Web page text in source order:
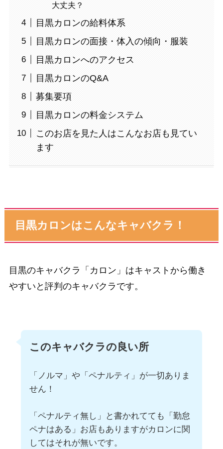
大丈夫？
目黒カロンの給料体系
目黒カロンの面接・体入の傾向・服装
目黒カロンへのアクセス
目黒カロンのQ&A
募集要項
目黒カロンの料金システム
このお店を見た人はこんなお店も見てい
ます
目黒カロンはこんなキャバクラ！
目黒のキャバクラ「カロン」はキャストから働き
やすいと評判のキャバクラです。
このキャバクラの良い所
「ノルマ」や「ペナルティ」が一切ありま
せん！
「ペナルティ無し」と書かれてても「勤怠
ペナはある」お店もありますがカロンに関
してはそれが無いです。